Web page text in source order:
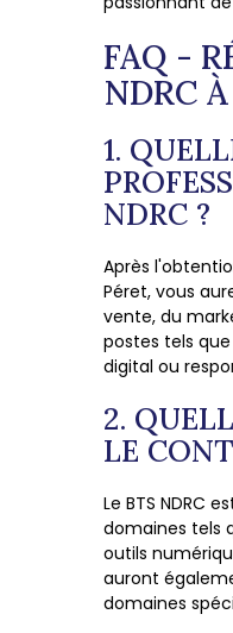
FAQ -
NDRC
1.
NDRC ?
Après
Péret, vous
vente, du
postes tels
digital ou
2.
LE
Le BTS NDRC
domaines tels
outils
auront
domaines